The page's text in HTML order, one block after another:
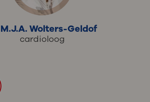
Wolters-Geldof
cardioloog